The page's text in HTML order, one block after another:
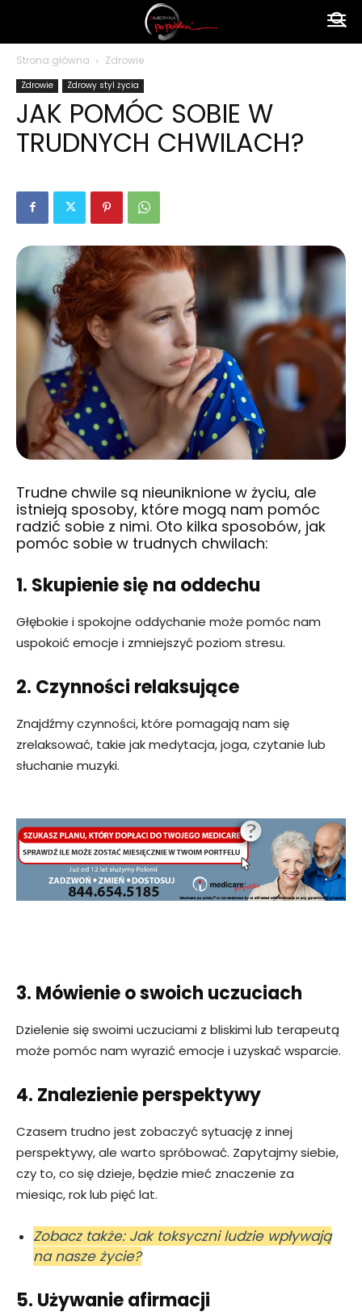
Strona główna Zdrowie
Zdrowie Zdrowy styl życia
JAK POMÓC SOBIE W
TRUDNYCH CHWILACH?
Trudne chwile są nieuniknione w życiu, ale
istnieją sposoby, które mogą nam pomóc
radzić sobie z nimi. Oto kilka sposobów, jak
pomóc sobie w trudnych chwilach:
1. Skupienie się na oddechu
Głębokie i spokojne oddychanie może pomóc nam
uspokoić emocje i zmniejszyć poziom stresu.
2. Czynności relaksujące
Znajdźmy czynności, które pomagają nam się
zrelaksować, takie jak medytacja, joga, czytanie lub
słuchanie muzyki.
3. Mówienie o swoich uczuciach
Dzielenie się swoimi uczuciami z bliskimi lub terapeutą
może pomóc nam wyrazić emocje i uzyskać wsparcie.
4. Znalezienie perspektywy
Czasem trudno jest zobaczyć sytuację z innej
perspektywy, ale warto spróbować. Zapytajmy siebie,
czy to, co się dzieje, będzie mieć znaczenie za
miesiąc, rok lub pięć lat.
Zobacz także: Jak toksyczni ludzie wpływają
na nasze życie?
5. Używanie afirmacji